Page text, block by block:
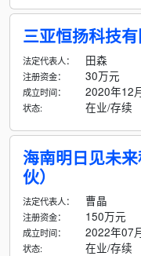
三亚恒扬科技
法定代表人： 田森
注册资金： 30万元
成立时间： 2020年12
状态: 在业/存续
海南明日见未
伙）
法定代表人： 曹晶
注册资金： 150万元
成立时间： 2022年07
状态: 在业/存续